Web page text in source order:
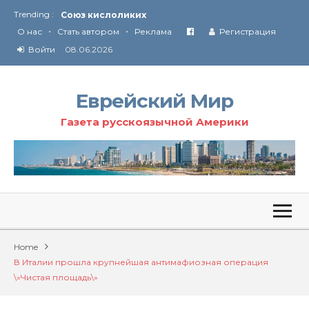
Trending :
Соглашение США с Ираном
Технология Революции в Иране
От Ирана до Ливана и Газы
О нас • Стать автором • Реклама
Регистрация
Войти
08.06.2026
Еврейский Мир
Газета русскоязычной Америки
Home
В Италии прошла крупнейшая антимафиозная операция
\»Чистая площадь\»